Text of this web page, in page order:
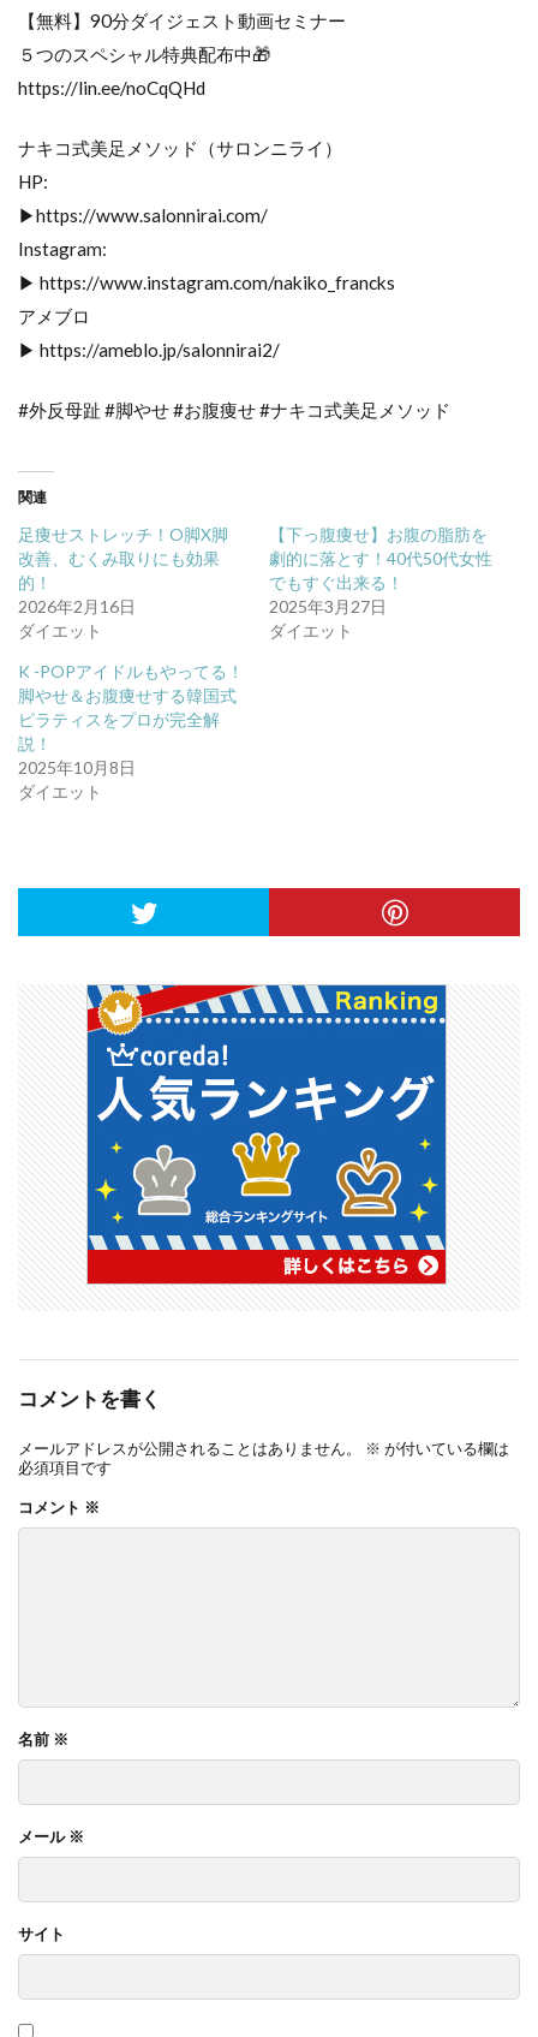
【無料】90分ダイジェスト動画セミナー
５つのスペシャル特典配布中🎁
https://lin.ee/noCqQHd
ナキコ式美足メソッド（サロンニライ）
HP:
▶︎https://www.salonnirai.com/
Instagram:
▶ https://www.instagram.com/nakiko_francks
アメブロ
▶ https://ameblo.jp/salonnirai2/
#外反母趾 #脚やせ #お腹痩せ #ナキコ式美足メソッド
関連
足痩せストレッチ！O脚X脚
改善、むくみ取りにも効果
的！
2026年2月16日
ダイエット
【下っ腹痩せ】お腹の脂肪を
劇的に落とす！40代50代女性
でもすぐ出来る！
2025年3月27日
ダイエット
K -POPアイドルもやってる！
脚やせ＆お腹痩せする韓国式
ピラティスをプロが完全解
説！
2025年10月8日
ダイエット
コメントを書く
メールアドレスが公開されることはありません。 ※ が付いている欄は
必須項目です
コメント ※
名前 ※
メール ※
サイト